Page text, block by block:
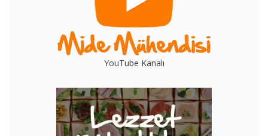
YouTube Kanalı